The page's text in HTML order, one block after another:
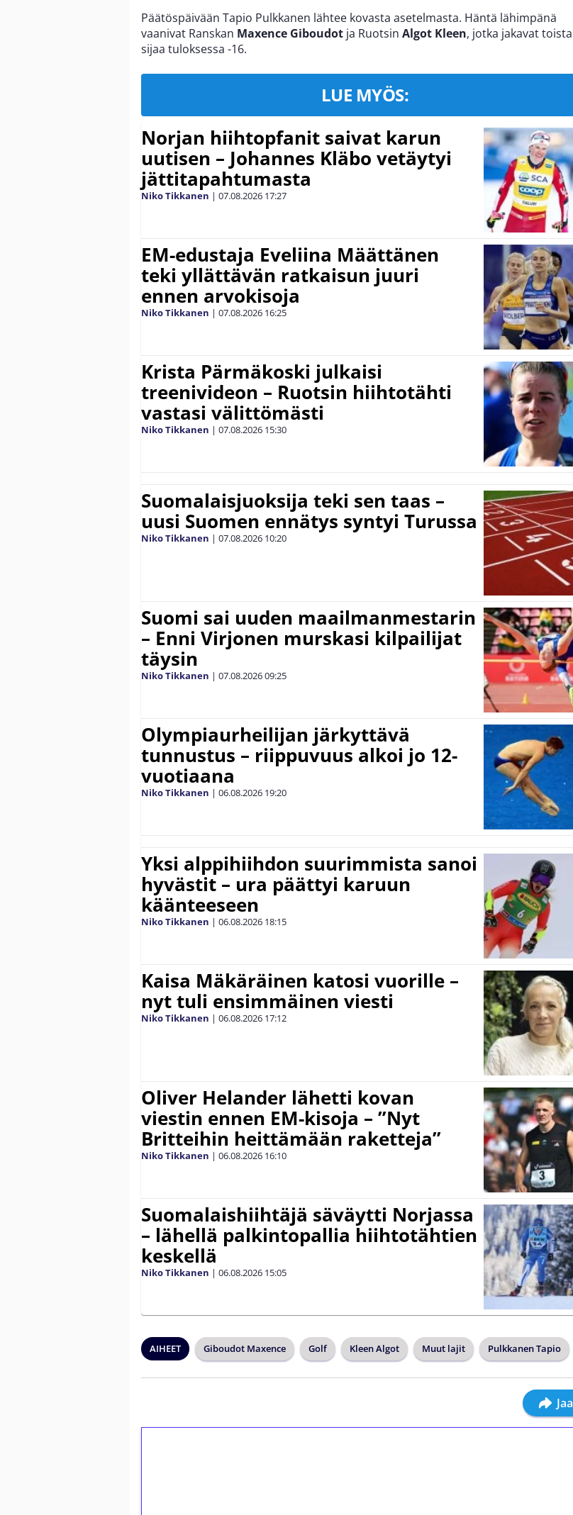
Päätöspäivään Tapio Pulkkanen lähtee kovasta asetelmasta. Häntä lähimpänä
vaanivat Ranskan Maxence Giboudot ja Ruotsin Algot Kleen, jotka jakavat toista
sijaa tuloksessa -16.
LUE MYÖS:
Norjan hiihtopfanit saivat karun
uutisen – Johannes Kläbo vetäytyi
jättitapahtumasta
Niko Tikkanen | 07.08.2026 17:27
EM-edustaja Eveliina Määttänen
teki yllättävän ratkaisun juuri
ennen arvokisoja
Niko Tikkanen | 07.08.2026 16:25
Krista Pärmäkoski julkaisi
treenivideon – Ruotsin hiihtotähti
vastasi välittömästi
Niko Tikkanen | 07.08.2026 15:30
Suomalaisjuoksija teki sen taas –
uusi Suomen ennätys syntyi Turussa
Niko Tikkanen | 07.08.2026 10:20
Suomi sai uuden maailmanmestarin
– Enni Virjonen murskasi kilpailijat
täysin
Niko Tikkanen | 07.08.202609:25
Olympiaurheilijan järkyttävä
tunnustus – riippuvuus alkoi jo 12-
vuotiaana
Niko Tikkanen | 06.08.2026 19:20
Yksi alppihiihdon suurimmista sanoi
hyvästit – ura päättyi karuun
käänteeseen
Niko Tikkanen | 06.08.2026 18:15
Kaisa Mäkäräinen katosi vuorille –
nyt tuli ensimmäinen viesti
Niko Tikkanen | 06.08.2026 17:12
Oliver Helander lähetti kovan
viestin ennen EM-kisoja – ”Nyt
Britteihin heittämään raketteja”
Niko Tikkanen | 06.08.2026 16:10
Suomalaishiihtäjä säväytti Norjassa
– lähellä palkintopallia hiihtotähtien
keskellä
Niko Tikkanen | 06.08.2026 15:05
AIHEET Giboudot Maxence Golf Kleen Algot Muut lajit Pulkkanen Tapio
Jaa